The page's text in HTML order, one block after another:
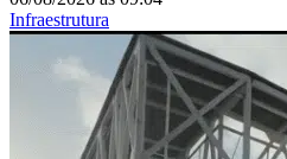
Infraestrutura